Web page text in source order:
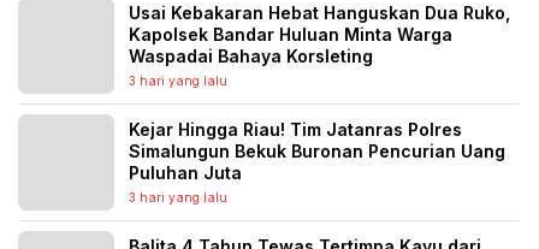
Usai Kebakaran Hebat Hanguskan Dua Ruko,
Kapolsek Bandar Huluan Minta Warga
Waspadai Bahaya Korsleting
3 hari yang lalu
Kejar Hingga Riau! Tim Jatanras Polres
Simalungun Bekuk Buronan Pencurian Uang
Puluhan Juta
3 hari yang lalu